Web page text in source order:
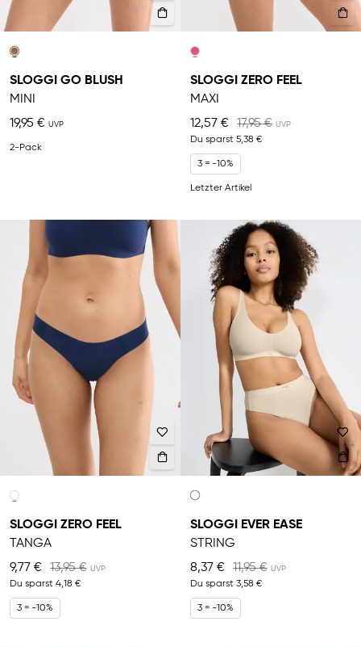
SLOGGI GO BLUSH
MINI
19,95 €
2-Pack
SLOGGI ZERO FEEL
MAXI
12,57 €
17,95 €
Du sparst 5,38 €
3 = -10%
Letzter Artikel
SLOGGI ZERO FEEL
TANGA
9,77 €
13,95 €
Du sparst 4,18 €
3 = -10%
SLOGGI EVER EASE
STRING
8,37 €
11,95 €
Du sparst 3,58 €
3 = -10%